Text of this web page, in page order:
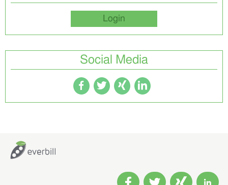
Login
Social Media